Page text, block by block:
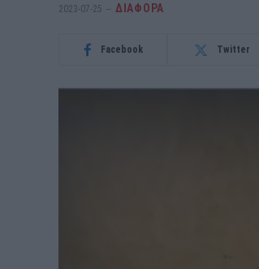
2023-07-25 ΔΙΆΦΟΡΑ
Facebook Twitter